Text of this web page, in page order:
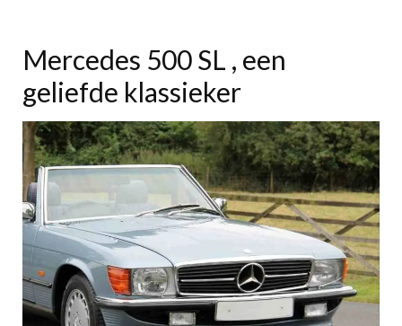
Mercedes 500 SL , een
geliefde klassieker